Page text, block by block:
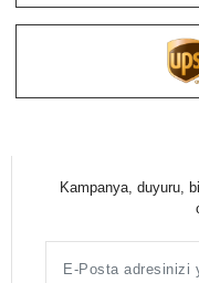
Kampanya, duyuru,